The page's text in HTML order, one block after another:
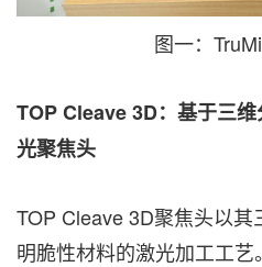
图一：
TOP Cleave 3D： 基于三
光聚焦头
TOP Cleave 3D聚焦头以
明脆性材料的激光加工工